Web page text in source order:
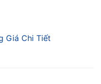
Giá Chi Tiết